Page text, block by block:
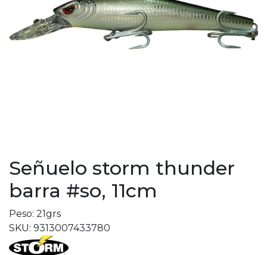
Señuelo storm thunder
barra #so, 11cm
Peso: 21grs
SKU: 9313007433780